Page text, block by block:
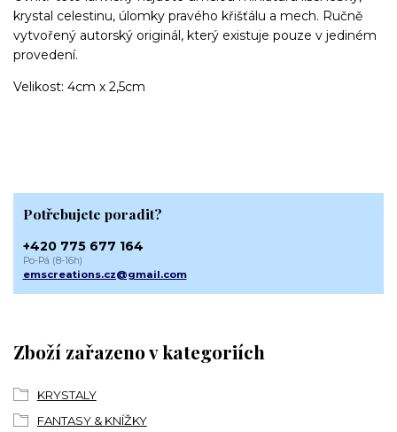
krystal celestinu, úlomky pravého křišťálu a mech. Ručně
vytvořený autorský originál, který existuje pouze v jediném
provedení.
Velikost: 4cm x 2,5cm
Zboží zařazeno v kategoriích
KRYSTALY
FANTASY & KNÍŽKY
Potřebujete poradit?
+420 775 677 164
Po-Pá (8-16h)
emscreations.cz@gmail.com